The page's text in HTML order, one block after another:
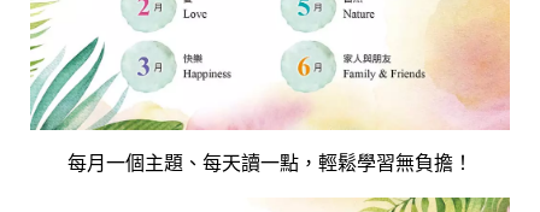
每月一個主題、每天讀一點，輕鬆學習無負擔！